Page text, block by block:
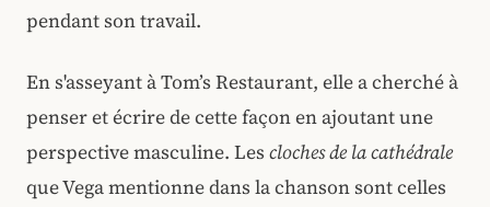
pendant son travail.
En s'asseyant à Tom’s Restaurant, elle a cherché à
penser et écrire de cette façon en ajoutant une
perspective masculine. Les cloches de la cathédrale
que Vega mentionne dans la chanson sont celles